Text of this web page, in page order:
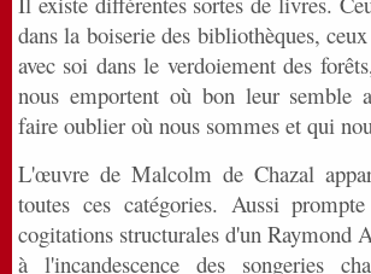
dans la boiserie des bibliothèques,
avec soi dans le verdoiement des
nous emportent où bon leur semble
faire oublier où nous sommes et qui
L'œuvre de Malcolm de Chazal
toutes ces catégories. Aussi
cogitations structurales d'un Raymond
à l'incandescence des songeries